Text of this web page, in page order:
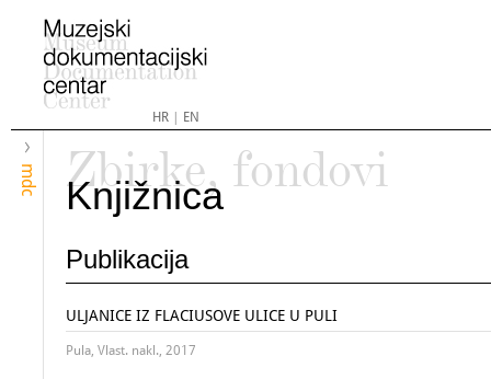
HR| EN
mdc
Zbirke, fondovi
Knjižnica
Publikacija
ULJANICE IZ FLACIUSOVE ULICE U PULI
Pula, Vlast. nakl., 2017